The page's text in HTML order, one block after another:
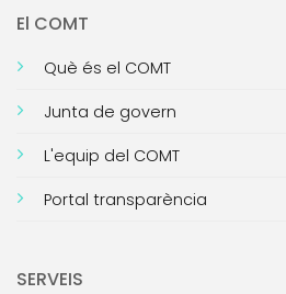
El COMT
Què és el COMT
Junta de govern
L'equip del COMT
Portal transparència
SERVEIS